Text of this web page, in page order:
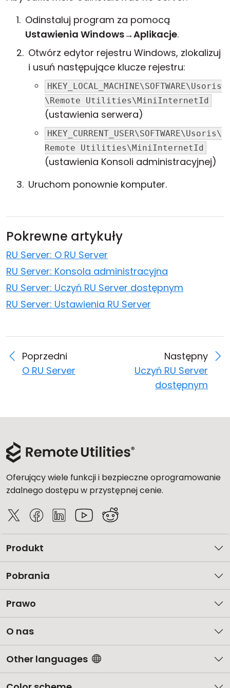
Odinstaluj program za pomocą
Ustawienia Windows→Aplikacje.
Otwórz edytor rejestru Windows, zlokalizuj
i usuń następujące klucze rejestru:
HKEY_LOCAL_MACHINE\SOFTWARE\Usoris
\Remote Utilities\MiniInternetId
(ustawienia serwera)
HKEY_CURRENT_USER\SOFTWARE\Usoris\
Remote Utilities\MiniInternetId
(ustawienia Konsoli administracyjnej)
Uruchom ponownie komputer.
Pokrewne artykuły
RU Server: O RU Server
RU Server: Konsola administracyjna
RU Server: Uczyń RU Server dostępnym
RU Server: Ustawienia RU Server
Poprzedni
O RU Server
Następny
Uczyń RU Server
dostępnym
Oferujący wiele funkcji i bezpieczne oprogramowanie
zdalnego dostępu w przystępnej cenie.
Produkt
Pobrania
Prawo
O nas
Other languages